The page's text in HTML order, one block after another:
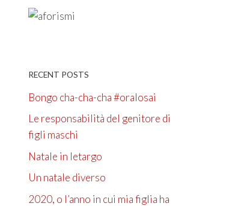
RECENT POSTS
Bongo cha-cha-cha #oralosai
Le responsabilità del genitore di
figli maschi
Natale in letargo
Un natale diverso
2020, o l’anno in cui mia figlia ha